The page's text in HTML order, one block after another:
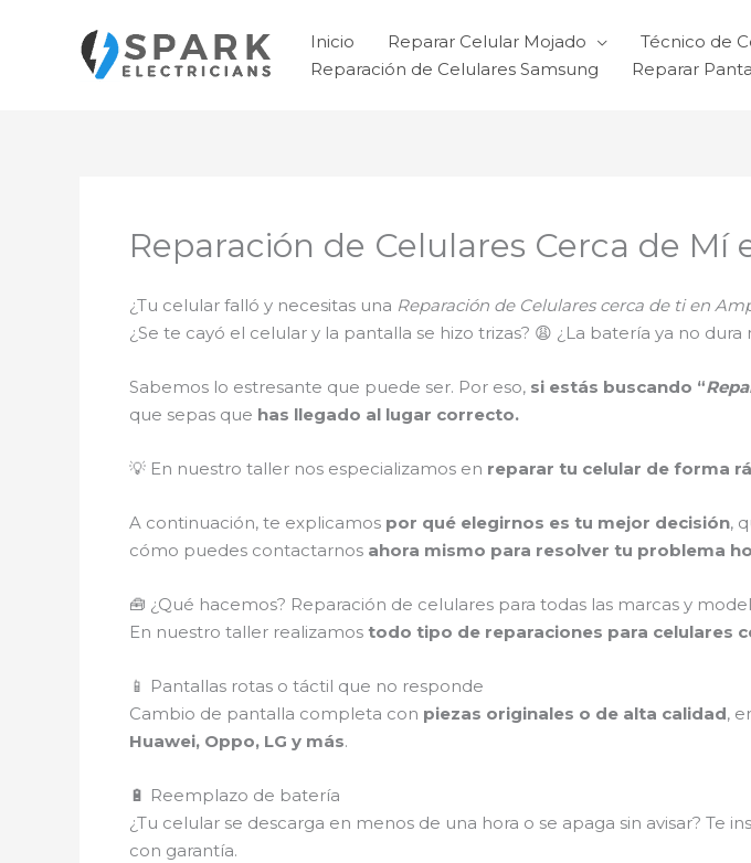
contenido
Inicio Reparar Celular Mojado Técnico de
Reparación de Celulares Samsung
Reparar
Reparación de Celulares Cerca de
¿Tu celular falló y necesitas una Reparación de Celulares cerca de ti en
¿Se te cayó el celular y la pantalla se hizo trizas? 😩 ¿La batería ya no
Sabemos lo estresante que puede ser. Por eso, si estás buscando “
que sepas que has llegado al lugar correcto.
💡 En nuestro taller nos especializamos en reparar tu celular de forma
A continuación, te explicamos por qué elegirnos es tu mejor decisión,
cómo puedes contactarnos ahora mismo para resolver tu problema
🧰 ¿Qué hacemos? Reparación de celulares para todas las marcas y
En nuestro taller realizamos todo tipo de reparaciones para celulares
📱 Pantallas rotas o táctil que no responde
Cambio de pantalla completa con piezas originales o de alta calidad,
Huawei, Oppo, LG y más.
🔋 Reemplazo de batería
¿Tu celular se descarga en menos de una hora o se apaga sin avisar? Te
con garantía.